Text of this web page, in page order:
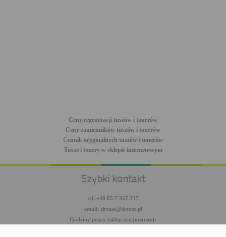
Ceny regeneracji tuszów i tonerów
Ceny zamienników tuszów i tonerów
Cennik oryginalnych tuszów i tonerów
Tusze i tonery w sklepie internetowym
Szybki kontakt
tel. +48 85 7 337 337
email: drtusz@drtusz.pl
Godziny pracy (sklep stacjonarny):